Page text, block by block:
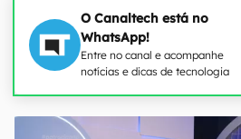
O Canaltech está no
WhatsApp!
Entre no canal e acompanhe
notícias e dicas de tecnologia